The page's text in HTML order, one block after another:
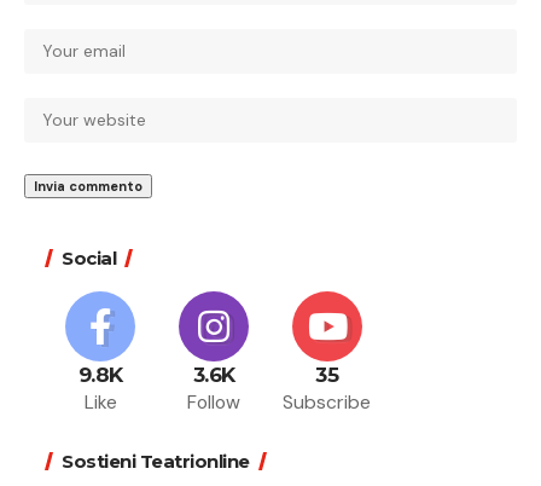
Social
9.8K
Like
3.6K
Follow
35
Subscribe
Sostieni Teatrionline